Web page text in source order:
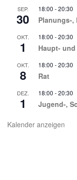
SEP.
30
18:00 -20:30
Planungs-,
OKT.
1
18:00 -20:30
Haupt-
OKT.
8
18:00 -20:30
Rat
DEZ.
1
18:00 -20:30
Jugend-,
Kalender anzeigen